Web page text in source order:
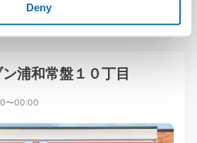
Deny
この店舗を予約する
浦和常盤１０丁目
〜00:00